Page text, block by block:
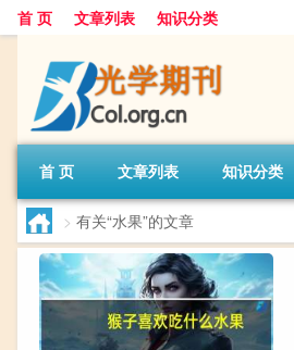
首 页 文章列表 知识分类
首 页 文章列表 知识分类
> 有关“水果”的文章